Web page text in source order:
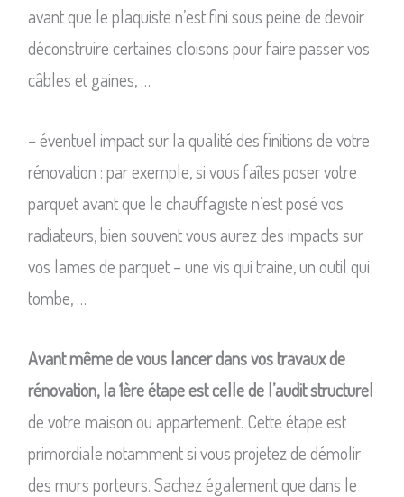
avant que le plaquiste n’est fini sous peine de devoir
déconstruire certaines cloisons pour faire passer vos
câbles et gaines, …
– éventuel impact sur la qualité des finitions de votre
rénovation : par exemple, si vous faîtes poser votre
parquet avant que le chauffagiste n’est posé vos
radiateurs, bien souvent vous aurez des impacts sur
vos lames de parquet – une vis qui traine, un outil qui
tombe, …
Avant même de vous lancer dans vos travaux de
rénovation, la 1ère étape est celle de l’audit structurel
de votre maison ou appartement. Cette étape est
primordiale notamment si vous projetez de démolir
des murs porteurs. Sachez également que dans le